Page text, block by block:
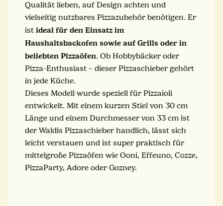
Qualität lieben, auf Design achten und
vielseitig nutzbares Pizzazubehör benötigen. Er
ist ideal für den Einsatz im
Haushaltsbackofen sowie auf Grills oder in
beliebten Pizzaöfen. Ob Hobbybäcker oder
Pizza-Enthusiast – dieser Pizzaschieber gehört
in jede Küche.
Dieses Modell wurde speziell für Pizzaioli
entwickelt. Mit einem kurzen Stiel von 30 cm
Länge und einem Durchmesser von 33 cm ist
der Waldis Pizzaschieber handlich, lässt sich
leicht verstauen und ist super praktisch für
mittelgroße Pizzaöfen wie Ooni, Effeuno, Cozze,
PizzaParty, Adore oder Gozney.